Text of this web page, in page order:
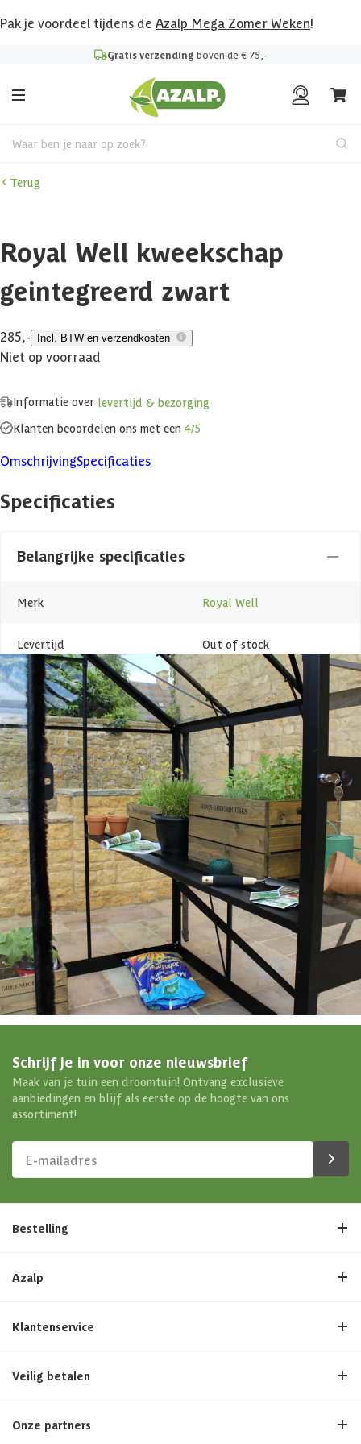
Pak je voordeel tijdens de Azalp Mega Zomer Weken!
Gratis verzending boven de € 75,-
Waar ben je naar op zoek?
Terug
Royal Well kweekschap
geintegreerd zwart
285,- Incl. BTW en verzendkosten
Niet op voorraad
Informatie over levertijd & bezorging
Klanten beoordelen ons met een 4/5
OmschrijvingSpecificaties
Specificaties
Belangrijke specificaties
Merk Royal Well
Levertijd Out of stock
Azalp artikelcode 25-149-0167-0
EAN-code 8718226339218
4,65/5bij TrustedShops
Luxe assortimenttegen scherpe prijzen
Maatwerk:We maken het betaalbaar.
076 - 80 801 24
Direct antwoord
Chat met ons
Stel direct je vraag
Klantenservice
Binnen 1 werkdag antwoord
Schrijf je in voor onze nieuwsbrief
Maak van je tuin een droomtuin! Ontvang exclusieve
aanbiedingen en blijf als eerste op de hoogte van ons
assortiment!
Bestelling
Azalp
Klantenservice
Veilig betalen
Onze partners